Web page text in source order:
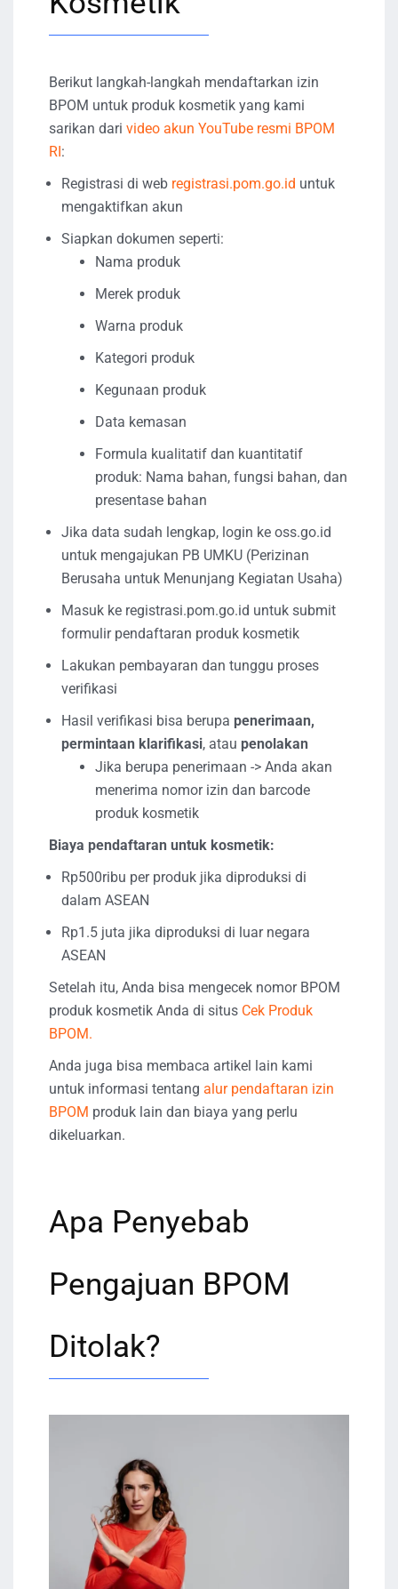
Berikut langkah-langkah mendaftarkan izin
BPOM untuk produk kosmetik yang kami
sarikan dari video akun YouTube resmi BPOM
RI:
Registrasi di web registrasi.pom.go.id untuk
mengaktifkan akun
Siapkan dokumen seperti:
Nama produk
Merek produk
Warna produk
Kategori produk
Kegunaan produk
Data kemasan
Formula kualitatif dan kuantitatif
produk: Nama bahan, fungsi bahan, dan
presentase bahan
Jika data sudah lengkap, login ke oss.go.id
untuk mengajukan PB UMKU (Perizinan
Berusaha untuk Menunjang Kegiatan Usaha)
Masuk ke registrasi.pom.go.id untuk submit
formulir pendaftaran produk kosmetik
Lakukan pembayaran dan tunggu proses
verifikasi
Hasil verifikasi bisa berupa penerimaan,
permintaan klarifikasi, atau penolakan
Jika berupa penerimaan -> Anda akan
menerima nomor izin dan barcode
produk kosmetik
Biaya pendaftaran untuk kosmetik:
Rp500ribu per produk jika diproduksi di
dalam ASEAN
Rp1.5 juta jika diproduksi di luar negara
ASEAN
Setelah itu, Anda bisa mengecek nomor BPOM
produk kosmetik Anda di situs Cek Produk
BPOM.
Anda juga bisa membaca artikel lain kami
untuk informasi tentang alur pendaftaran izin
BPOM produk lain dan biaya yang perlu
dikeluarkan.
Apa Penyebab
Pengajuan BPOM
Ditolak?